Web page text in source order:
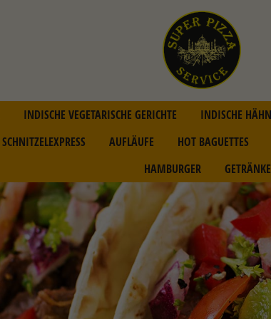
INDISCHE VEGETARISCHE GERICHTE INDISCHE
SCHNITZELEXPRESS AUFLÄUFE HOT BAGUETTES
HAMBURGER
GETRÄNKE